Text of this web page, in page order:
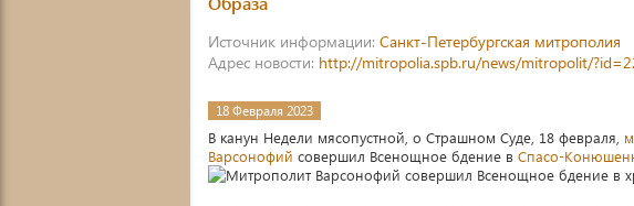
Источник информации: Санкт-Петербургская митрополия
Адрес новости: http://mitropolia.spb.ru/news/mitropolit/
18 Февраля 2023
В канун Недели мясопустной, о Страшном Суде, 18 февраля,
Варсонофий совершил Всенощное бдение в Спасо-